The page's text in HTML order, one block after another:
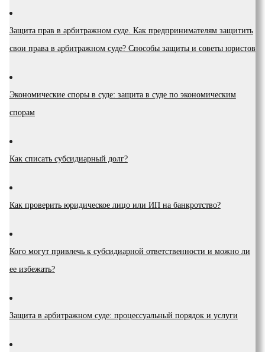
Защита прав в арбитражном суде. Как предпринимателям защитить
свои права в арбитражном суде? Способы защиты и советы юристов
Экономические споры в суде: защита в суде по экономическим
спорам
Как списать субсидиарный долг?
Как проверить юридическое лицо или ИП на банкротство?
Кого могут привлечь к субсидиарной ответственности и можно ли
ее избежать?
Защита в арбитражном суде: процессуальный порядок и услуги